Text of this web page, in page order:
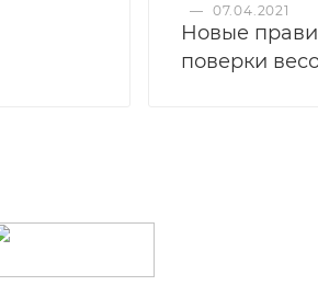
— 07.04.2021
Новые
поверки